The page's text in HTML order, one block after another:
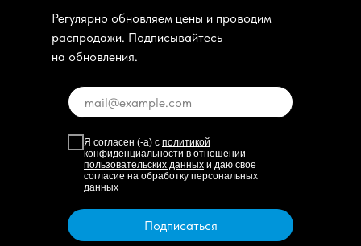
Регулярно обновляем цены и проводим
распродажи. Подписывайтесь
на обновления.
Я согласен (-а) с политикой
конфиденциальности в отношении
пользовательских данных и даю свое
согласие на обработку персональных
данных
Подписаться